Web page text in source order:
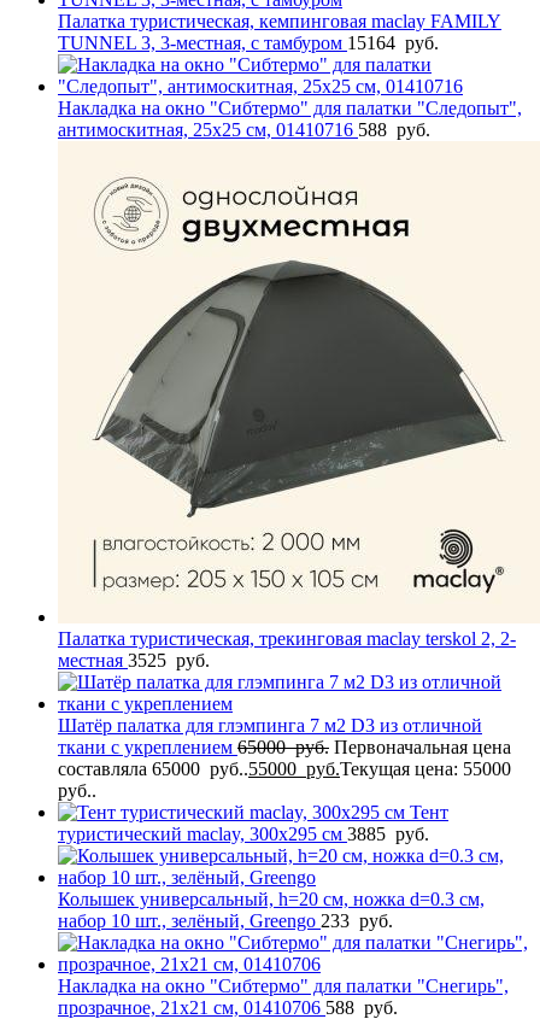
Палатка туристическая, кемпинговая maclay FAMILY
TUNNEL 3, 3-местная, с тамбуром 15164 руб.
Накладка на окно "Сибтермо" для палатки "Следопыт",
антимоскитная, 25х25 см, 01410716 588 руб.
Палатка туристическая, трекинговая maclay terskol 2, 2-
местная 3525 руб.
Шатёр палатка для глэмпинга 7 м2 D3 из отличной
ткани с укреплением 65000руб. Первоначальная цена
составляла 65000 руб..55000 руб.Текущая цена: 55000
руб..
Тент
туристический maclay, 300х295 см 3885 руб.
Колышек универсальный, h=20 см, ножка d=0.3 см,
набор 10 шт., зелёный, Greengo 233 руб.
Накладка на окно "Сибтермо" для палатки "Снегирь",
прозрачное, 21х21 см, 01410706 588 руб.